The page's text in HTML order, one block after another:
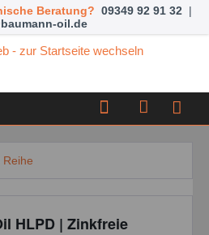
Beratung? 09349 92 91 32 |
oil.de
Reihe
HLPD | Zinkfreie